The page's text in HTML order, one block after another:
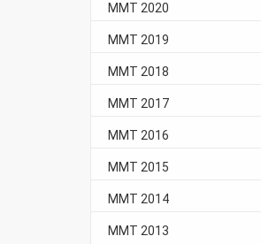
ММТ 2020
ММТ 2019
ММТ 2018
ММТ 2017
ММТ 2016
ММТ 2015
ММТ 2014
ММТ 2013